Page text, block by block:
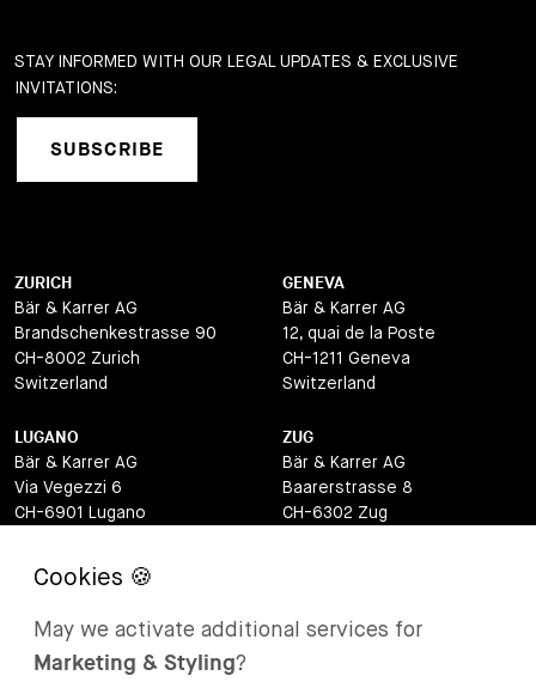
STAY INFORMED WITH OUR LEGAL UPDATES & EXCLUSIVE
INVITATIONS:
SUBSCRIBE
ZURICH
Bär & Karrer AG
Brandschenkestrasse 90
CH-8002 Zurich
Switzerland
GENEVA
Bär & Karrer AG
12, quai de la Poste
CH-1211 Geneva
Switzerland
LUGANO
Bär & Karrer AG
Via Vegezzi 6
CH-6901 Lugano
ZUG
Bär & Karrer AG
Baarerstrasse 8
CH-6302 Zug
BASEL
Lange Gasse 47
CH-4052 Basel
Via Maistra 2
May we activate additional services for
Marketing & Styling?